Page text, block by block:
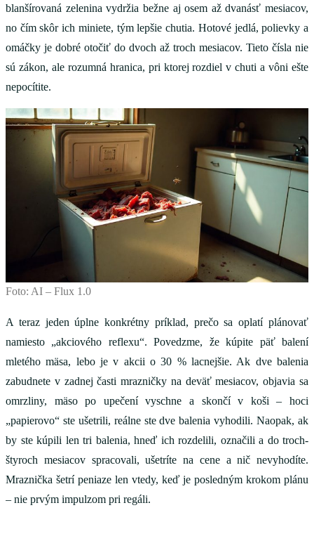
blanšírovaná zelenina vydržia bežne aj osem až dvanásť mesiacov,
no čím skôr ich miniete, tým lepšie chutia. Hotové jedlá, polievky a
omáčky je dobré otočiť do dvoch až troch mesiacov. Tieto čísla nie
sú zákon, ale rozumná hranica, pri ktorej rozdiel v chuti a vôni ešte
nepocítite.
Foto: AI – Flux 1.0
A teraz jeden úplne konkrétny príklad, prečo sa oplatí plánovať
namiesto „akciového reflexu“. Povedzme, že kúpite päť balení
mletého mäsa, lebo je v akcii o 30 % lacnejšie. Ak dve balenia
zabudnete v zadnej časti mrazničky na deväť mesiacov, objavia sa
omrzliny, mäso po upečení vyschne a skončí v koši – hoci
„papierovo“ ste ušetrili, reálne ste dve balenia vyhodili. Naopak, ak
by ste kúpili len tri balenia, hneď ich rozdelili, označili a do troch-
štyroch mesiacov spracovali, ušetríte na cene a nič nevyhodíte.
Mraznička šetrí peniaze len vtedy, keď je posledným krokom plánu
– nie prvým impulzom pri regáli.